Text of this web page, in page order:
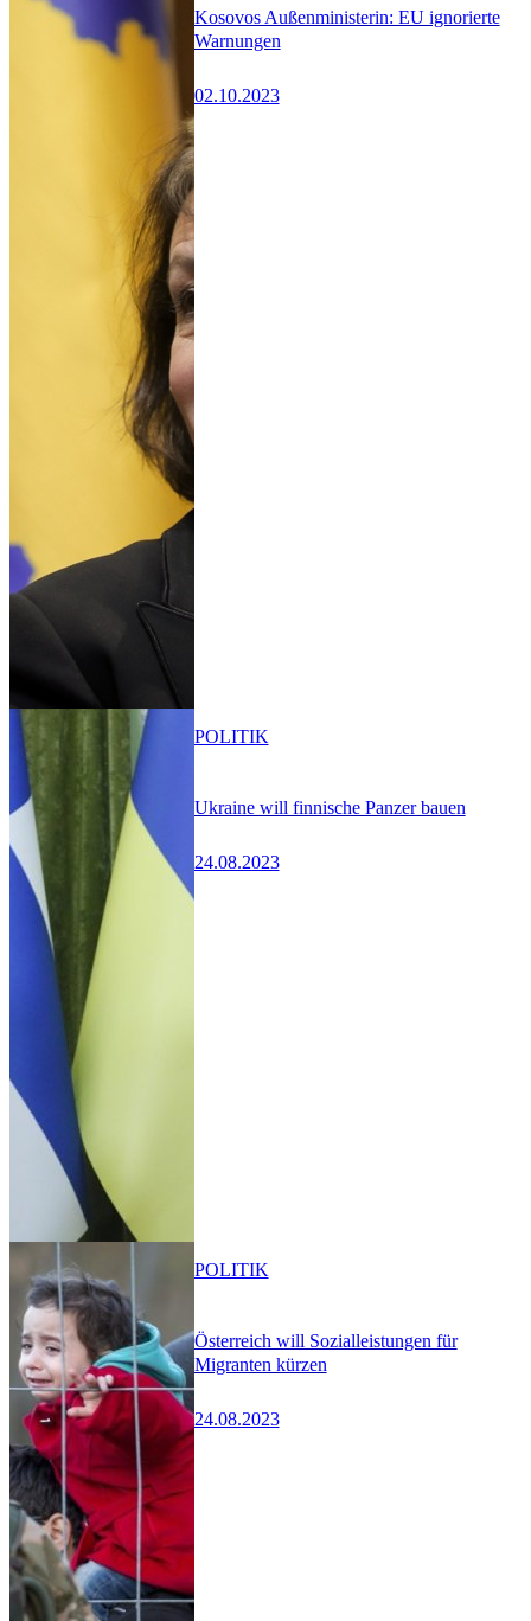
Kosovos Außenministerin: EU ignorierte
Warnungen
02.10.2023
Ukraine will finnische Panzer bauen
24.08.2023
POLITIK
Österreich will Sozialleistungen für
Migranten kürzen
24.08.2023
POLITIK